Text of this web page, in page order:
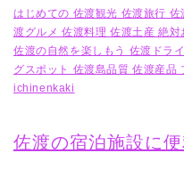
はじめての 佐渡観光 佐渡旅行
渡グルメ 佐渡料理 佐渡土産 絶対
佐渡の自然を楽しもう 佐渡ドラ
グスポット 佐渡島品質 佐渡産品
ichinenkaki
佐渡の宿泊施設に